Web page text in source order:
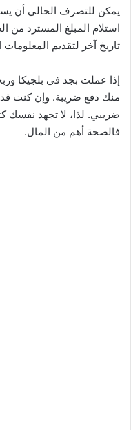
استلام المبلغ المسترد من
تاريخ آخر لتقديم المعلومات
إذا عملت بجد في بلجيكا
منك دفع ضريبة. وإن كنت
ضريبي. لذا، لا تجهد نفسك
فالصحة أهم من المال.